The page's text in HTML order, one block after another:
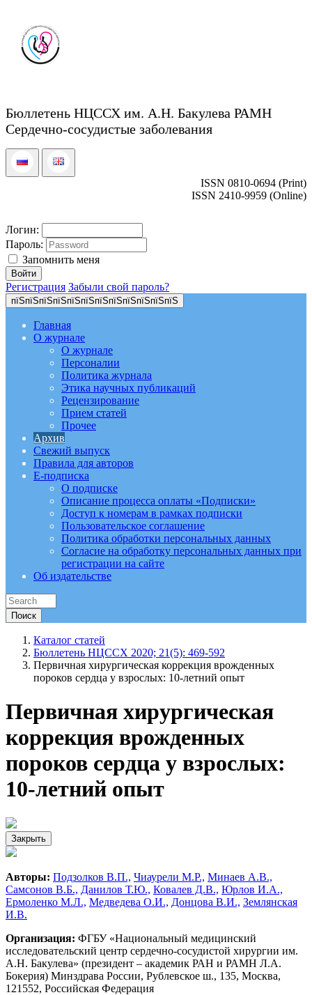
Бюллетень НЦССХ им. А.Н. Бакулева РАМН
Сердечно-сосудистые заболевания
ISSN 0810-0694 (Print)
ISSN 2410-9959 (Online)
Логин:
Пароль:
Запомнить меня
Регистрация Забыли свой пароль?
пїЅпїЅпїЅпїЅпїЅпїЅпїЅпїЅпїЅпїЅпїЅпїЅ
Главная
О журнале
О журнале
Персоналии
Политика журнала
Этика научных публикаций
Рецензирование
Прием статей
Прочее
Архив
Свежий выпуск
Правила для авторов
E-подписка
О подписке
Описание процесса оплаты «Подписки»
Доступ к номерам в рамках подписки
Пользовательское соглашение
Политика обработки персональных данных
Согласие на обработку персональных данных при
регистрации на сайте
Об издательстве
Каталог статей
Бюллетень НЦССХ 2020; 21(5): 469-592
Первичная хирургическая коррекция врожденных
пороков сердца у взрослых: 10-летний опыт
Первичная хирургическая
коррекция врожденных
пороков сердца у взрослых:
10-летний опыт
Закрыть
Авторы: Подзолков В.П., Чиаурели М.Р., Минаев А.В.,
Самсонов В.Б., Данилов Т.Ю., Ковалев Д.В., Юрлов И.А.,
Ермоленко М.Л., Медведева О.И., Донцова В.И., Землянская
И.В.
Организация: ФГБУ «Национальный медицинский
исследовательский центр сердечно-сосудистой хирургии им.
А.Н. Бакулева» (президент – академик РАН и РАМН Л.А.
Бокерия) Минздрава России, Рублевское ш., 135, Москва,
121552, Российская Федерация